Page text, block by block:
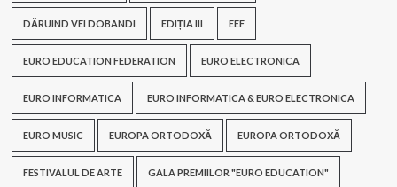
DĂRUIND VEI DOBÂNDI EDIȚIA III EEF
EURO EDUCATION FEDERATION EURO ELECTRONICA
EURO INFORMATICA EURO INFORMATICA & EURO ELECTRONICA
EURO MUSIC EUROPA ORTODOXĂ EUROPA ORTODOXĂ
FESTIVALUL DE ARTE GALA PREMIILOR "EURO EDUCATION"